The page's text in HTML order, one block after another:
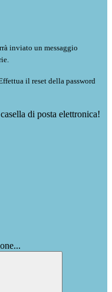
inviato un messaggio
il reset della password
di posta elettronica!